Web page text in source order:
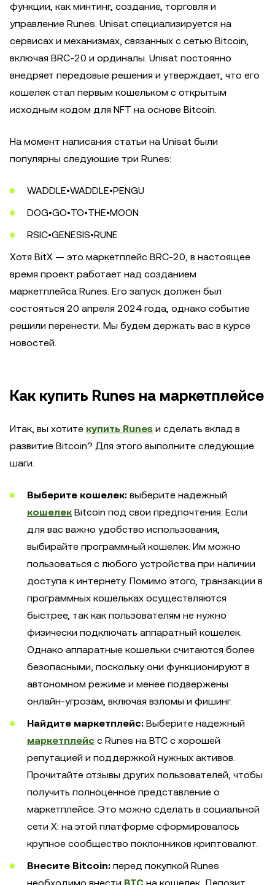
функции, как минтинг, создание, торговля и
управление Runes. Unisat специализируется на
сервисах и механизмах, связанных с сетью Bitcoin,
включая BRC-20 и ординалы. Unisat постоянно
внедряет передовые решения и утверждает, что его
кошелек стал первым кошельком с открытым
исходным кодом для NFT на основе Bitcoin.
На момент написания статьи на Unisat были
популярны следующие три Runes:
WADDLE•WADDLE•PENGU
DOG•GO•TO•THE•MOON
RSIC•GENESIS•RUNE
Хотя BitX — это маркетплейс BRC-20, в настоящее
время проект работает над созданием
маркетплейса Runes. Его запуск должен был
состояться 20 апреля 2024 года, однако событие
решили перенести. Мы будем держать вас в курсе
новостей.
Как купить Runes на маркетплейсе
Итак, вы хотите купить Runes и сделать вклад в
развитие Bitcoin? Для этого выполните следующие
шаги.
Выберите кошелек: выберите надежный
кошелек Bitcoin под свои предпочтения. Если
для вас важно удобство использования,
выбирайте программный кошелек. Им можно
пользоваться с любого устройства при наличии
доступа к интернету. Помимо этого, транзакции в
программных кошельках осуществляются
быстрее, так как пользователям не нужно
физически подключать аппаратный кошелек.
Однако аппаратные кошельки считаются более
безопасными, поскольку они функционируют в
автономном режиме и менее подвержены
онлайн-угрозам, включая взломы и фишинг.
Найдите маркетплейс: Выберите надежный
маркетплейс с Runes на BTC с хорошей
репутацией и поддержкой нужных активов.
Прочитайте отзывы других пользователей, чтобы
получить полноценное представление о
маркетплейсе. Это можно сделать в социальной
сети X: на этой платформе сформировалось
крупное сообщество поклонников криптовалют.
Внесите Bitcoin: перед покупкой Runes